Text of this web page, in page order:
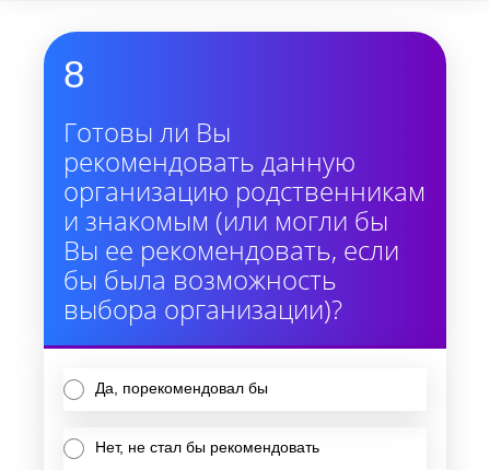
8
Готовы ли Вы
рекомендовать данную
организацию родственникам
и знакомым (или могли бы
Вы ее рекомендовать, если
бы была возможность
выбора организации)?
Да, порекомендовал бы
Нет, не стал бы рекомендовать